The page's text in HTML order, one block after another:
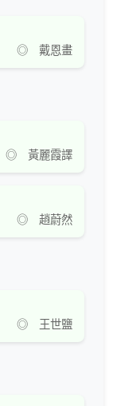
◎ 戴恩畫
◎ 黃麗霞譯
◎ 趙蔚然
◎ 王世鹽